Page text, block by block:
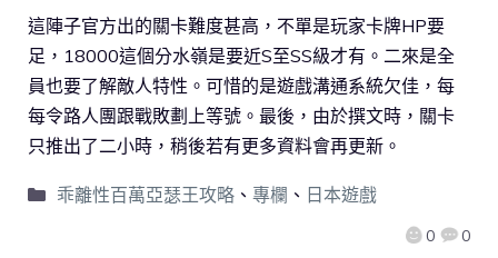
0 0
這陣子官方出的關卡難度甚高，不單是玩家卡牌HP要
足，18000這個分水嶺是要近S至SS級才有。二來是全
員也要了解敵人特性。可惜的是遊戲溝通系統欠佳，每
每令路人團跟戰敗劃上等號。最後，由於撰文時，關卡
只推出了二小時，稍後若有更多資料會再更新。
乖離性百萬亞瑟王攻略、 專欄 、 日本遊戲